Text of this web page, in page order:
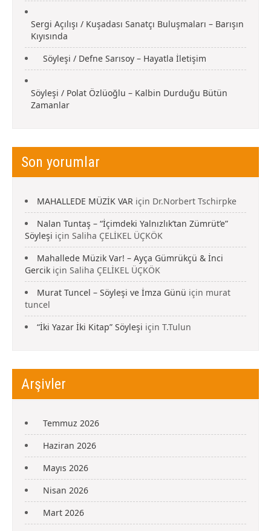
Sergi Açılışı / Kuşadası Sanatçı Buluşmaları – Barışın
Kıyısında
Söyleşi / Defne Sarısoy – Hayatla İletişim
Söyleşi / Polat Özlüoğlu – Kalbin Durduğu Bütün
Zamanlar
Son yorumlar
MAHALLEDE MÜZİK VAR için Dr.Norbert Tschirpke
Nalan Tuntaş – “İçimdeki Yalnızlık’tan Zümrüt’e”
Söyleşi için Saliha ÇELİKEL ÜÇKÖK
Mahallede Müzik Var! – Ayça Gümrükçü & İnci
Gercik için Saliha ÇELİKEL ÜÇKÖK
Murat Tuncel – Söyleşi ve İmza Günü için murat
tuncel
“İki Yazar İki Kitap” Söyleşi için T.Tulun
Arşivler
Temmuz 2026
Haziran 2026
Mayıs 2026
Nisan 2026
Mart 2026